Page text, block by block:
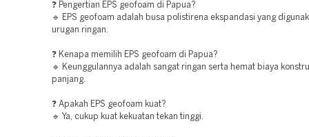
❓ Pengertian EPS geofoam di Papua?
🔹 EPS geofoam adalah busa polistirena ekspandasi yang
urugan ringan.
❓ Kenapa memilih EPS geofoam di Papua?
🔹 Keunggulannya adalah sangat ringan serta hemat biaya
panjang.
❓ Apakah EPS geofoam kuat?
🔹 Ya, cukup kuat kekuatan tekan tinggi.